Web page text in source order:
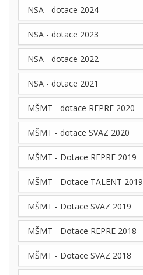
NSA - dotace 2024
NSA - dotace 2023
NSA - dotace 2022
NSA - dotace 2021
MŠMT - dotace REPRE 2020
MŠMT - dotace SVAZ 2020
MŠMT - Dotace REPRE 2019
MŠMT - Dotace TALENT 2019
MŠMT - Dotace SVAZ 2019
MŠMT - Dotace REPRE 2018
MŠMT - Dotace SVAZ 2018